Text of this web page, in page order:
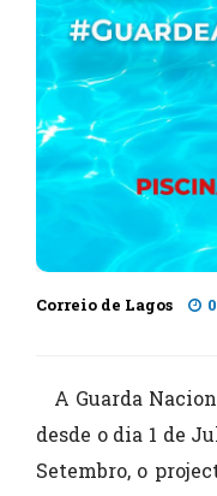
Correio de Lagos
A Guarda
desde o dia 1 de
Setembro, o